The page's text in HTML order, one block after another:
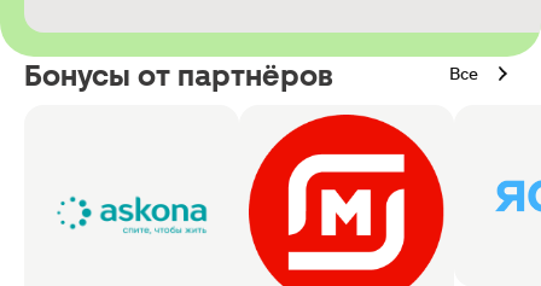
Бонусы от партнёров Все